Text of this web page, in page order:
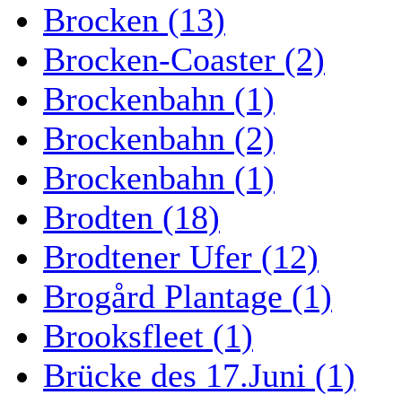
Brocken (13)
Brocken-Coaster (2)
Brockenbahn (1)
Brockenbahn (2)
Brockenbahn (1)
Brodten (18)
Brodtener Ufer (12)
Brogård Plantage (1)
Brooksfleet (1)
Brücke des 17.Juni (1)